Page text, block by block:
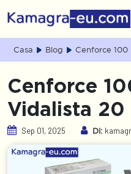
Casa Blog Cenforce 100
Cenforce
Vidalista 20
Sep 01, 2025 Di: